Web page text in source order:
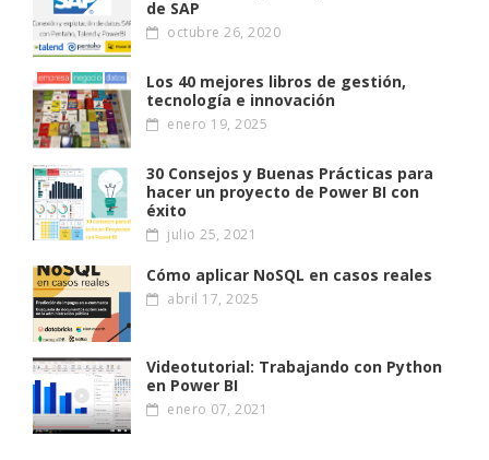
de SAP
octubre 26, 2020
Los 40 mejores libros de gestión,
tecnología e innovación
enero 19, 2025
30 Consejos y Buenas Prácticas para
hacer un proyecto de Power BI con
éxito
julio 25, 2021
Cómo aplicar NoSQL en casos reales
abril 17, 2025
Videotutorial: Trabajando con Python
en Power BI
enero 07, 2021